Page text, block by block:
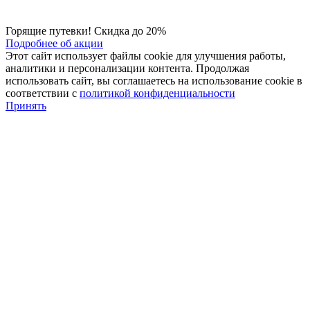
Горящие путевки! Скидка до 20%
Подробнее об акции
Этот сайт использует файлы cookie для улучшения работы,
аналитики и персонализации контента. Продолжая
использовать сайт, вы соглашаетесь на использование cookie в
соответствии с политикой конфиденциальности
Принять